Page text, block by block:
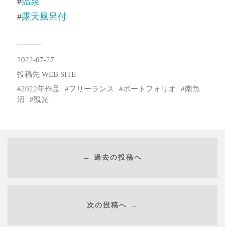
#露天風呂付
2022-07-27
投稿先 WEB SITE
2022年作品
フリーランス ポートフォリオ
南魚
沼
観光
← 過去の投稿へ
次の投稿へ →